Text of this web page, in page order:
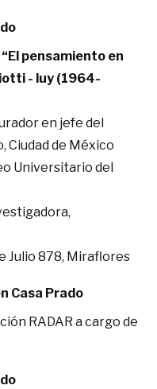
pensamiento en
- luy (1964-
en jefe del
Ciudad de México
Universitario del
Julio 878, Miraflores
Casa Prado
RADAR a cargo de